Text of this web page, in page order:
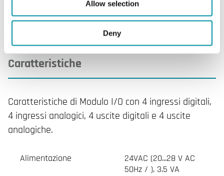
Allow selection
Deny
Caratteristiche
Caratteristiche di Modulo I/O con 4 ingressi digitali,
4 ingressi analogici, 4 uscite digitali e 4 uscite
analogiche.
Alimentazione
24VAC (20...28 V AC
50Hz / ), 3.5 VA